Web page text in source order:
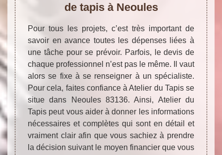
de tapis à Neoules
Pour tous les projets, c’est très important de
savoir en avance toutes les dépenses liées à
une tâche pour se prévoir. Parfois, le devis de
chaque professionnel n’est pas le même. Il vaut
alors se fixe à se renseigner à un spécialiste.
Pour cela, faites confiance à Atelier du Tapis se
situe dans Neoules 83136. Ainsi, Atelier du
Tapis peut vous aider à donner les informations
nécessaires et complètes qui sont en détail et
vraiment clair afin que vous sachiez à prendre
la décision suivant le moyen financier que vous